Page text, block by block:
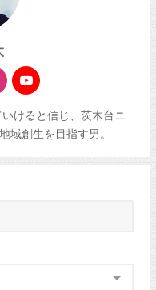
けると信じ、茨木台ニ
域創生を目指す男。